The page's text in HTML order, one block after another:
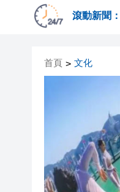
滾動新聞：
首頁 > 文化